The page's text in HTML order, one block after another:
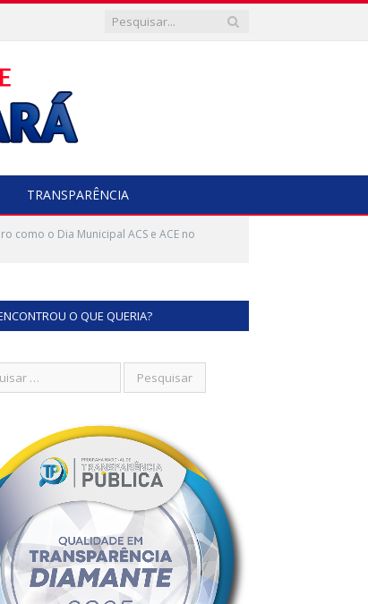
TRANSPARÊNCIA
como o Dia Municipal ACS e ACE no
O QUE QUERIA?